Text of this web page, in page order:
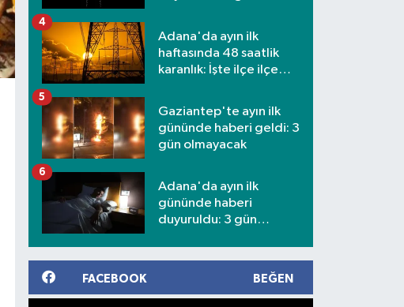
Adana'da ayın ilk
haftasında 48 saatlik
karanlık: İşte ilçe ilçe
4
Gaziantep'te ayın ilk
gününde haberi geldi: 3
gün olmayacak
5
Adana'da ayın ilk
gününde haberi
duyuruldu: 3 gün
6
FACEBOOK BEĞEN